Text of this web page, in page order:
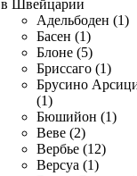
в Швейцарии
Адельбоден (1)
Басен (1)
Блоне (5)
Бриссаго (1)
Брусино
(1)
Бюшийон (1)
Веве (2)
Вербье (12)
Версуа (1)